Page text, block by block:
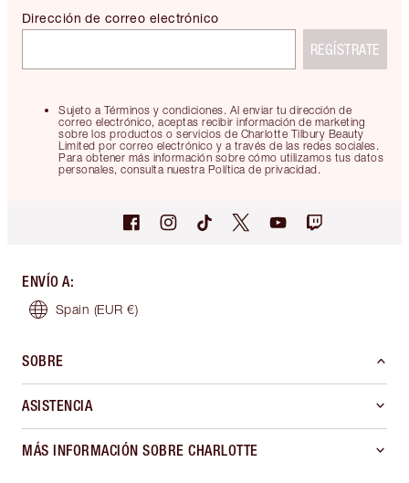
Sujeto a Términos y condiciones. Al enviar tu dirección de
correo electrónico, aceptas recibir información de marketing
sobre los productos o servicios de Charlotte Tilbury Beauty
Limited por correo electrónico y a través de las redes sociales.
Para obtener más información sobre cómo utilizamos tus datos
personales, consulta nuestra Política de privacidad.
Dirección de correo electrónico
REGÍSTRATE
ENVÍO A:
Spain (EUR €)
SOBRE
ASISTENCIA
MÁS INFORMACIÓN SOBRE CHARLOTTE